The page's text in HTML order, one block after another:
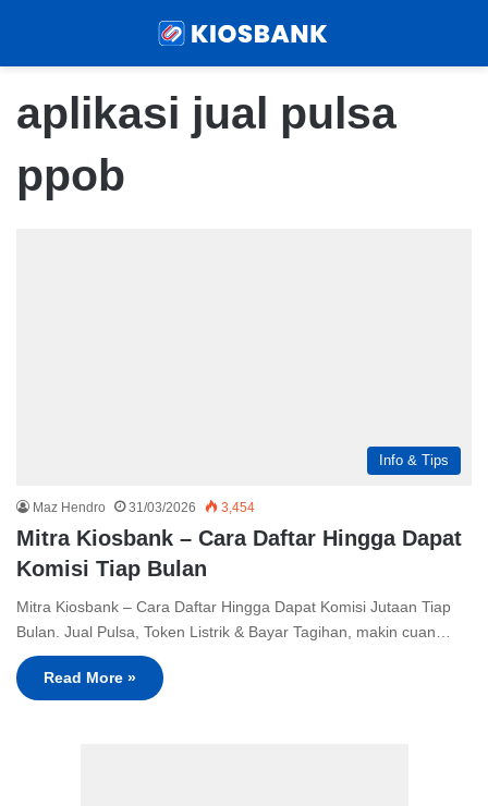
aplikasi jual pulsa
ppob
Info & Tips
Maz Hendro 31/03/2026 3,454
Mitra Kiosbank – Cara Daftar Hingga Dapat
Komisi Tiap Bulan
Mitra Kiosbank – Cara Daftar Hingga Dapat Komisi Jutaan Tiap
Bulan. Jual Pulsa, Token Listrik & Bayar Tagihan, makin cuan…
Read More »